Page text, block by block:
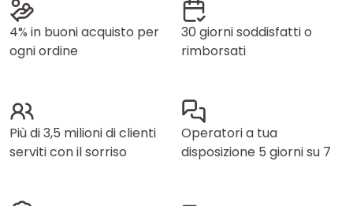
4% in buoni acquisto per
ogni ordine
30 giorni soddisfatti o
rimborsati
Più di 3,5 milioni di clienti
serviti con il sorriso
Operatori a tua
disposizione 5 giorni su 7